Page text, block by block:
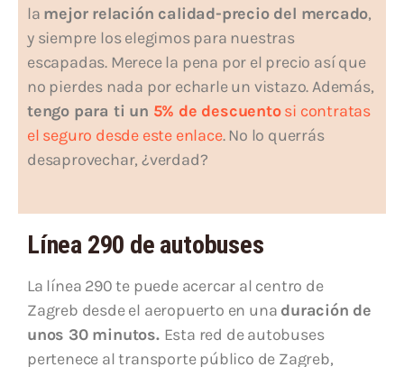
la mejor relación calidad-precio del mercado,
y siempre los elegimos para nuestras
escapadas. Merece la pena por el precio así que
no pierdes nada por echarle un vistazo. Además,
tengo para ti un 5% de descuentosi contratas
el seguro desde este enlace. No lo querrás
desaprovechar, ¿verdad?
Línea 290 de autobuses
La línea 290 te puede acercar al centro de
Zagreb desde el aeropuerto en una duración de
unos 30 minutos. Esta red de autobuses
pertenece al transporte público de Zagreb,